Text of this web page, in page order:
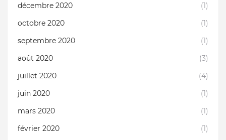
décembre 2020
(1)
octobre 2020
(1)
septembre 2020
(1)
août 2020
(3)
juillet 2020
(4)
juin 2020
(1)
mars 2020
(1)
février 2020
(1)